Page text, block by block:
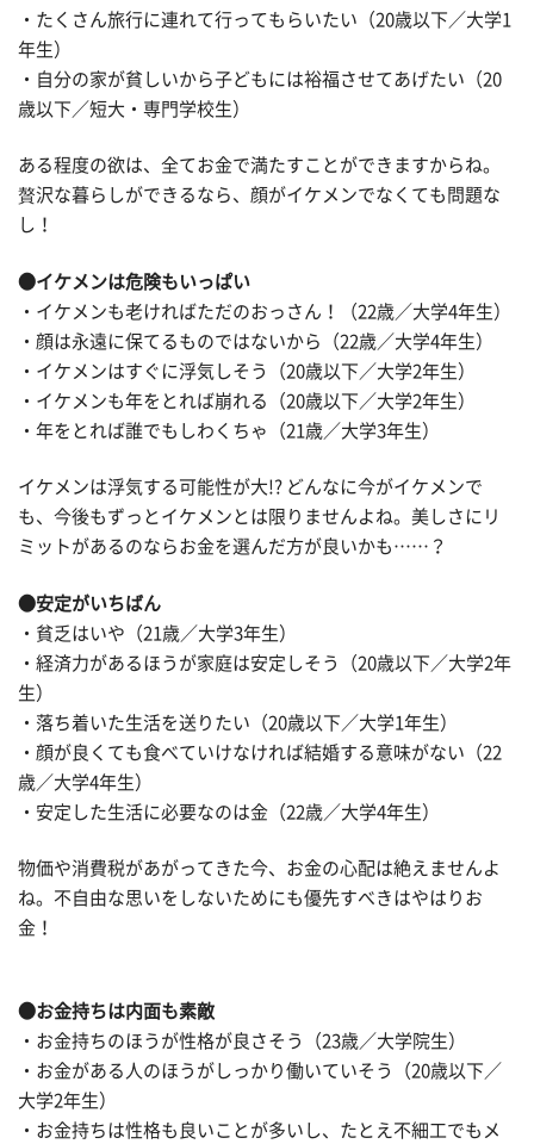
・たくさん旅行に連れて行ってもらいたい（20歳以下／大学1
年生）
・自分の家が貧しいから子どもには裕福させてあげたい（20
歳以下／短大・専門学校生）
ある程度の欲は、全てお金で満たすことができますからね。
贅沢な暮らしができるなら、顔がイケメンでなくても問題な
し！
●イケメンは危険もいっぱい
・イケメンも老ければただのおっさん！（22歳／大学4年生）
・顔は永遠に保てるものではないから（22歳／大学4年生）
・イケメンはすぐに浮気しそう（20歳以下／大学2年生）
・イケメンも年をとれば崩れる（20歳以下／大学2年生）
・年をとれば誰でもしわくちゃ（21歳／大学3年生）
イケメンは浮気する可能性が大!? どんなに今がイケメンで
も、今後もずっとイケメンとは限りませんよね。美しさにリ
ミットがあるのならお金を選んだ方が良いかも……？
●安定がいちばん
・貧乏はいや（21歳／大学3年生）
・経済力があるほうが家庭は安定しそう（20歳以下／大学2年
生）
・落ち着いた生活を送りたい（20歳以下／大学1年生）
・顔が良くても食べていけなければ結婚する意味がない（22
歳／大学4年生）
・安定した生活に必要なのは金（22歳／大学4年生）
物価や消費税があがってきた今、お金の心配は絶えませんよ
ね。不自由な思いをしないためにも優先すべきはやはりお
金！
●お金持ちは内面も素敵
・お金持ちのほうが性格が良さそう（23歳／大学院生）
・お金がある人のほうがしっかり働いていそう（20歳以下／
大学2年生）
・お金持ちは性格も良いことが多いし、たとえ不細工でもメ